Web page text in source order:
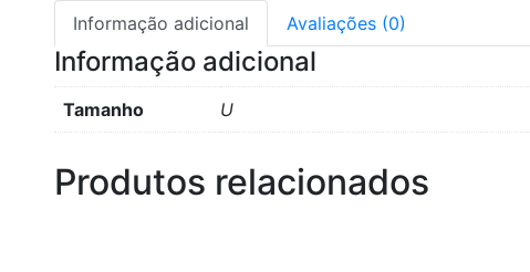
Informação adicional Avaliações (0)
Informação adicional
Tamanho U
Produtos relacionados